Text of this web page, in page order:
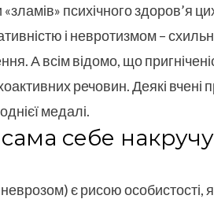
психічного здоров’я
і невротизмом –
А всім відомо, що
речовин. Деякі вчені
медалі.
себе
є рисою